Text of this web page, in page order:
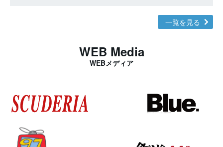
一覧を見る
WEB Media
WEBメディア